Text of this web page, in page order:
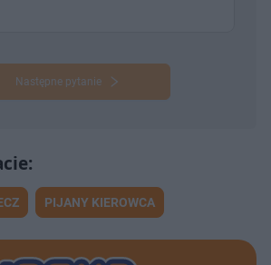
Następne pytanie
PIJANY KIEROWCA